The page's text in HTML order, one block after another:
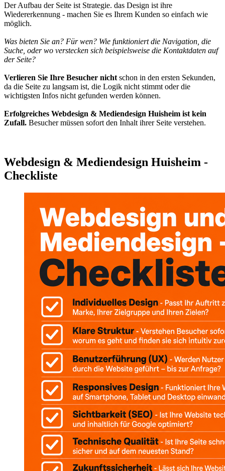
Der Aufbau der Seite ist Strategie. das Design ist ihre
Wiedererkennung - machen Sie es Ihrem Kunden so einfach wie
möglich.
Was bieten Sie an? Für wen? Wie funktioniert die Navigation, die
Suche, oder wo verstecken sich beispielsweise die Kontaktdaten auf
der Seite?
Verlieren Sie Ihre Besucher nicht schon in den ersten Sekunden,
da die Seite zu langsam ist, die Logik nicht stimmt oder die
wichtigsten Infos nicht gefunden werden können.
Erfolgreiches Webdesign & Mediendesign Huisheim ist kein
Zufall. Besucher müssen sofort den Inhalt ihrer Seite verstehen.
Webdesign & Mediendesign Huisheim -
Checkliste